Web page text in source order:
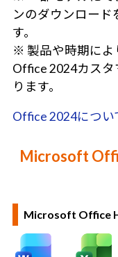
ンのダウンロード
す。
※ 製品や時期によ
Office 2024カス
ります。
Office 2024につい
Microsoft
Microsoft Office